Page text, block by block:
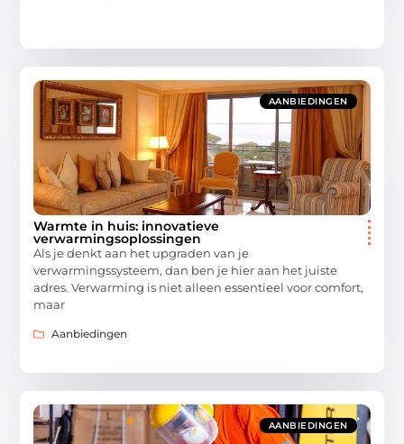
AANBIEDINGEN
Warmte in huis: innovatieve
verwarmingsoplossingen
Als je denkt aan het upgraden van je
verwarmingssysteem, dan ben je hier aan het juiste
adres. Verwarming is niet alleen essentieel voor comfort,
maar
Aanbiedingen
AANBIEDINGEN